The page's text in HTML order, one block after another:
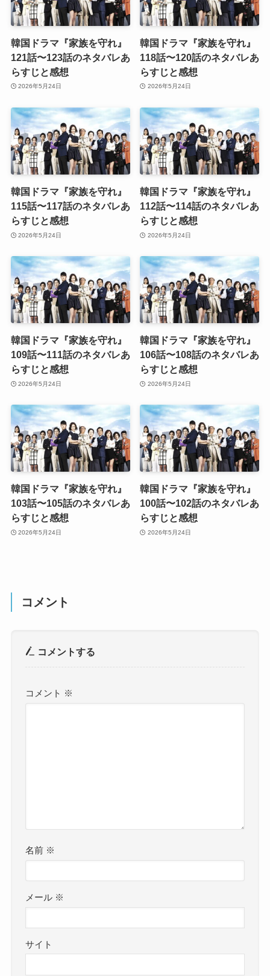
韓国ドラマ『家族を守れ』
121話〜123話のネタバレあ
らすじと感想
2026年5月24日
韓国ドラマ『家族を守れ』
118話〜120話のネタバレあ
らすじと感想
2026年5月24日
韓国ドラマ『家族を守れ』
115話〜117話のネタバレあ
らすじと感想
2026年5月24日
韓国ドラマ『家族を守れ』
112話〜114話のネタバレあ
らすじと感想
2026年5月24日
韓国ドラマ『家族を守れ』
109話〜111話のネタバレあ
らすじと感想
2026年5月24日
韓国ドラマ『家族を守れ』
106話〜108話のネタバレあ
らすじと感想
2026年5月24日
韓国ドラマ『家族を守れ』
103話〜105話のネタバレあ
らすじと感想
2026年5月24日
韓国ドラマ『家族を守れ』
100話〜102話のネタバレあ
らすじと感想
2026年5月24日
コメント
コメントする
コメント ※
名前 ※
メール ※
サイト